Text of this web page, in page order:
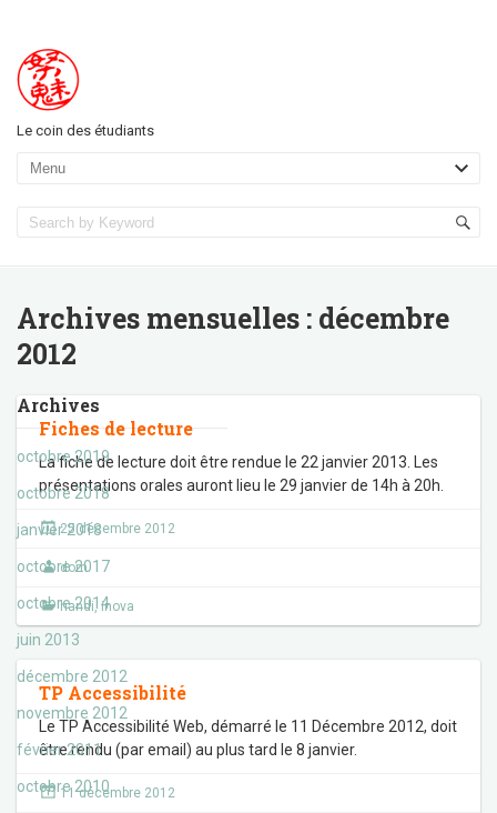
Le coin des étudiants
Archives mensuelles : décembre
2012
Archives
octobre 2019
octobre 2018
janvier 2018
octobre 2017
octobre 2014
juin 2013
décembre 2012
novembre 2012
février 2011
octobre 2010
Fiches de lecture
La fiche de lecture doit être rendue le 22 janvier 2013. Les
présentations orales auront lieu le 29 janvier de 14h à 20h.
25 décembre 2012
dom
handi, inova
TP Accessibilité
Le TP Accessibilité Web, démarré le 11 Décembre 2012, doit
être rendu (par email) au plus tard le 8 janvier.
11 décembre 2012